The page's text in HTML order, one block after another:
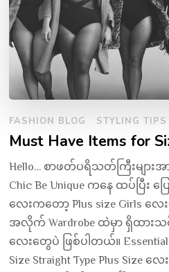
FASHION BLOG STYLING TIPS
Must Have Items for
Hello… စာဖတ်ပရိသတ်ကြီးများအာ
Chic Be Unique ကနေ ထပ်ပြီး ပြ
လေးကတော့ Plus size Girls
အလိုက် Wardrobe ထဲမှာ ရှိထားသ
လေးတွေပဲ ဖြစ်ပါတယ်။ Essential
Size Straight Type Plus